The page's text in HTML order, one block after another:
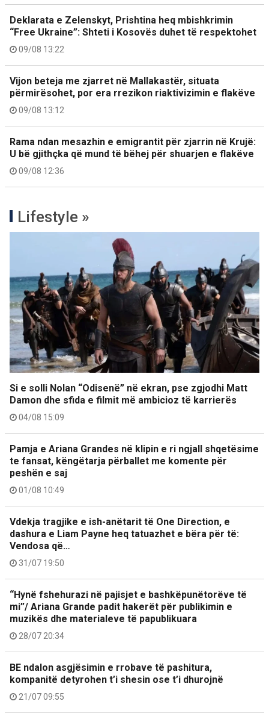
Deklarata e Zelenskyt, Prishtina heq mbishkrimin
“Free Ukraine”: Shteti i Kosovës duhet të respektohet
09/08 13:22
Vijon beteja me zjarret në Mallakastër, situata
përmirësohet, por era rrezikon riaktivizimin e flakëve
09/08 13:12
Rama ndan mesazhin e emigrantit për zjarrin në Krujë:
U bë gjithçka që mund të bëhej për shuarjen e flakëve
09/08 12:36
Lifestyle »
Si e solli Nolan “Odisenë” në ekran, pse zgjodhi Matt
Damon dhe sfida e filmit më ambicioz të karrierës
04/08 15:09
Pamja e Ariana Grandes në klipin e ri ngjall shqetësime
te fansat, këngëtarja përballet me komente për
peshën e saj
01/08 10:49
Vdekja tragjike e ish-anëtarit të One Direction, e
dashura e Liam Payne heq tatuazhet e bëra për të:
Vendosa që…
31/07 19:50
“Hynë fshehurazi në pajisjet e bashkëpunëtorëve të
mi”/ Ariana Grande padit hakerët për publikimin e
muzikës dhe materialeve të papublikuara
28/07 20:34
BE ndalon asgjësimin e rrobave të pashitura,
kompanitë detyrohen t’i shesin ose t’i dhurojnë
21/07 09:55